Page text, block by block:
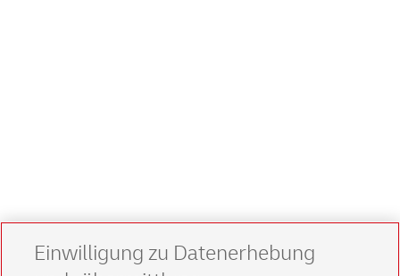
Einwilligung zu Datenerhebung